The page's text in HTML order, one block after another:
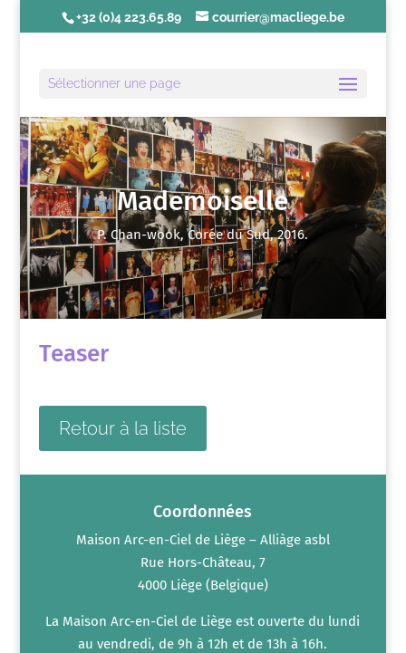
+32 (0)4 223.65.89 courrier@macliege.be
Sélectionner une page
Mademoiselle
P. Chan-wook, Corée du Sud, 2016.
Teaser
Retour à la liste
Coordonnées
Maison Arc-en-Ciel de Liège – Alliàge asbl
Rue Hors-Château, 7
4000 Liège (Belgique)
La Maison Arc-en-Ciel de Liège est ouverte du lundi
au vendredi, de 9h à 12h et de 13h à 16h.